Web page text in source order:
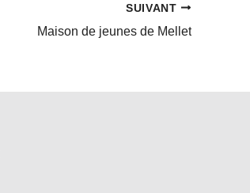
SUIVANT
Maison de jeunes de Mellet